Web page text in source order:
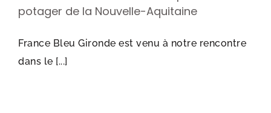
potager de la Nouvelle-Aquitaine
France Bleu Gironde est venu à notre rencontre
dans le [...]